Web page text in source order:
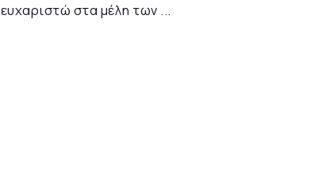
ευχαριστώ στα μέλη των ...